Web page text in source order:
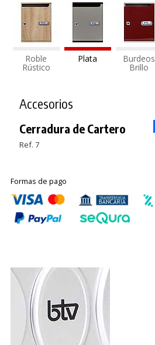
Roble
Rústico
Plata Burdeos
Brillo
Accesorios
Cerradura de Cartero
Ref. 7
Formas de pago